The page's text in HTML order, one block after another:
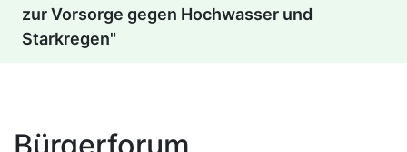
zur Vorsorge gegen Hochwasser und
Starkregen"